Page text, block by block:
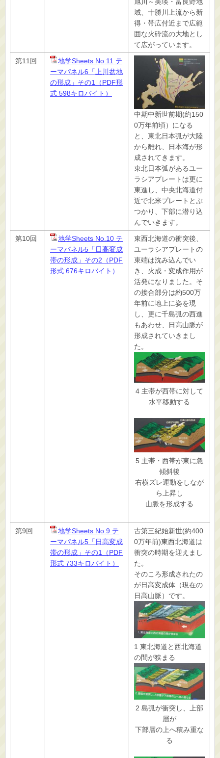
域、十勝川上流から新
得・帯広付近まで広範
囲な火砕流の大地とし
て広がっています。
第11回
地学Sheets No.11 テ
ーマパネル6「上川盆地
の形成」その1（PDF形
式 598キロバイト）
中期中新世前期(約150
0万年前頃）になる
と、東北日本弧が大陸
から離れ、日本海が形
成されてきます。
東北日本弧があるユー
ラシアプレートは更に
東進し、中央北海道付
近で北米プレートとぶ
つかり、下部に潜り込
んでいきます。
第10回
地学Sheets No.10 テ
ーマパネル5「日高変成
帯の形成」その2（PDF
形式 676キロバイト）
東西北海道の衝突後、
ユーラシアプレートの
東端は沈み込んでい
き、火成・変成作用が
活発になりました。そ
の接合部分は約500万
年前に地上に姿を現
し、更に千島弧の西進
もあわせ、日高山脈が
形成されていきまし
た。
4 主帯が西帯に対して
水平移動する
5 主帯・西帯が東に急
傾斜後
右横ズレ運動をしなが
ら上昇し
山脈を形成する
第9回
地学Sheets No.9 テ
ーマパネル5「日高変成
帯の形成」その1（PDF
形式 733キロバイト）
古第三紀始新世(約400
0万年前)東西北海道は
衝突の時期を迎えまし
た。
そのころ形成されたの
が日高変成体（現在の
日高山脈）です。
1 東北海道と西北海道
の間が狭まる
2 島弧が衝突し、上部
層が
下部層の上へ積み重な
る